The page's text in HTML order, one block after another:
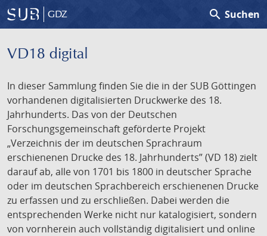
GDZ search Suchen
VD18 digital
In dieser Sammlung finden Sie die in der SUB Göttingen
vorhandenen digitalisierten Druckwerke des 18.
Jahrhunderts. Das von der Deutschen
Forschungsgemeinschaft geförderte Projekt
„Verzeichnis der im deutschen Sprachraum
erschienenen Drucke des 18. Jahrhunderts” (VD 18) zielt
darauf ab, alle von 1701 bis 1800 in deutscher Sprache
oder im deutschen Sprachbereich erschienenen Drucke
zu erfassen und zu erschließen. Dabei werden die
entsprechenden Werke nicht nur katalogisiert, sondern
von vornherein auch vollständig digitalisiert und online